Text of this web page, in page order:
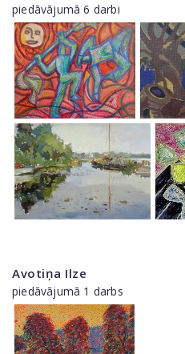
piedāvājumā 6 darbi
Avotiņa Ilze
piedāvājumā 1 darbs